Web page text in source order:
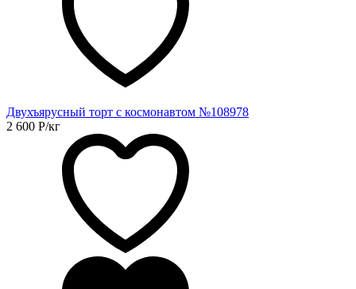
Двухъярусный торт с космонавтом №108978
2 600 Р/кг